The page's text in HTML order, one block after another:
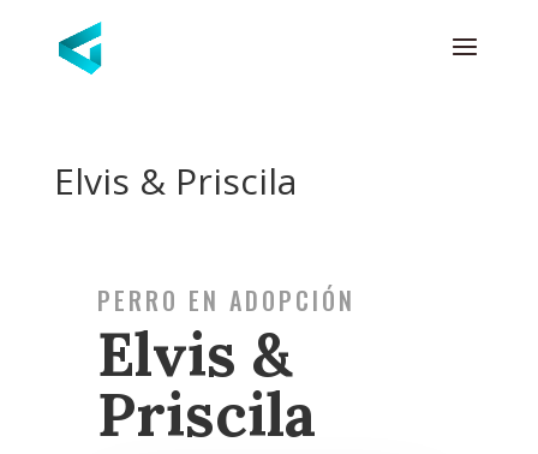
Elvis & Priscila
PERRO EN ADOPCIÓN
Elvis &
Priscila